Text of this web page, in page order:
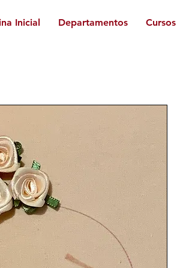
Inicial Departamentos Cursos